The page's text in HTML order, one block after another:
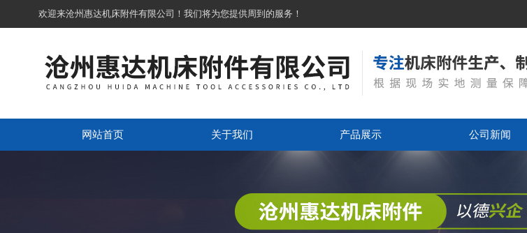
欢迎来沧州惠达机床附件有限公司！我们将为您提供周到的服务！
网站首页 关于我们 产品展示 公司新闻